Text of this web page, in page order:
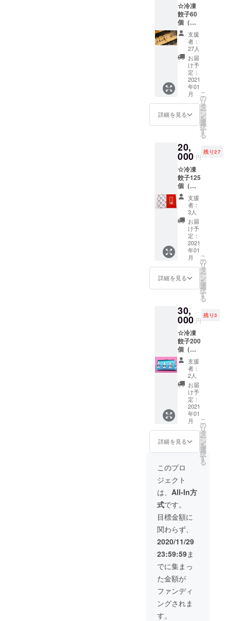
☆冷凍
餃子60
個（レ
モン餃
子20
個、京
丹波本
しめじ
餃子20
個、
チーズ
餃子20
個） ☆
ミヤコ
パンダ
オリジ
リア
ファイ
ル1枚
（表裏
デザイ
ン違
い） ☆
まめふ
くボー
ルペン1
モンま
めふく
シャー
プペン1
本 ☆ま
めふく
ロ1枚
☆手書
きのお
礼状
支援
者：
27人
お届
け予
定：
2021
年01
月
詳細を見る
こ
の
リ
タ
ー
ン
を
選
択
す
る
20,
000 円
残り27
☆冷凍
餃子125
個（レ
モン餃
子25
個、京
丹波本
しめじ
餃子25
個、
チーズ
餃子25
個、し
そ餃子
25個、
リッチ
リック
25個）
☆ミヤ
コパン
ダクリ
アファ
イル2枚
☆まめ
ふく
ボール
ペン2本
☆まめ
ふくレ
モン
シャー
プペン2
本 ☆ま
きなヌ
ノブク
ロ1枚
☆パン
屋さん
パンダ
の手作
りがま
口１つ
外側の
色はグ
レー、
ピン
ク、黄
色、水
色のど
れかに
なりま
支援
者：
3人
お届
け予
定：
2021
年01
月
詳細を見る
こ
の
リ
タ
ー
ン
を
選
択
す
る
30,
000 円
残り3
☆冷凍
餃子200
個（レ
モン餃
子30
個、京
丹波本
しめじ
餃子30
個、
チーズ
餃子30
個、し
そ餃子
30個、
リッチ
ガー
リック
30個、
プレー
ン50
個） ☆
ミヤコ
パンダ
クリア
ファイ
ル6枚
☆まめ
ふく
ボール
ペン3本
☆まめ
ふくレ
モン
支援
者：
2人
お届
け予
定：
2021
年01
月
詳細を見る
こ
の
リ
タ
ー
ン
を
選
択
す
る
このプロ
ジェクト
は、 All-In方
式です。
目標金額に
関わらず、
2020/11/29
23:59:59ま
でに集まっ
た金額が
ファンディ
ングされま
す。